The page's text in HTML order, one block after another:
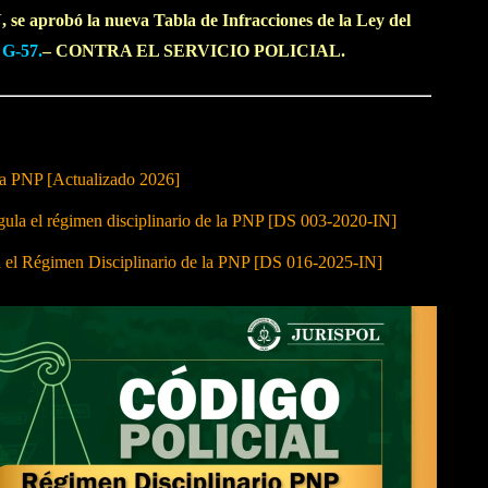
se aprobó la nueva Tabla de Infracciones de la Ley del
G-57.– CONTRA EL SERVICIO POLICIAL.
PNP [Actualizado 2026]
el régimen disciplinario de la PNP [DS 003-2020-IN]
Régimen Disciplinario de la PNP [DS 016-2025-IN]